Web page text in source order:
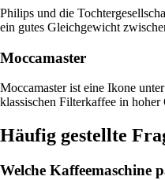
Philips und die
ein gutes Gleichgewicht
Moccamaster
Moccamaster ist eine Ikone
klassischen Filterkaffee in hoher
Häufig gestellte
Welche Kaffeemaschine